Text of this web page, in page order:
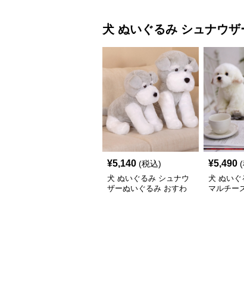
犬 ぬいぐるみ シュナウ
¥5,140 (税込)
犬 ぬいぐるみ シュナウ
ザーぬいぐるみ おすわ
¥5,490 (
犬 ぬいぐ
マルチー